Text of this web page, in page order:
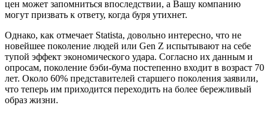
цен может запомниться впоследствии, а Вашу компанию
могут призвать к ответу, когда буря утихнет.
Однако, как отмечает Statista, довольно интересно, что не
новейшее поколение людей или Gen Z испытывают на себе
тупой эффект экономического удара. Согласно их данным и
опросам, поколение бэби-бума постепенно входит в возраст 70
лет. Около 60% представителей старшего поколения заявили,
что теперь им приходится переходить на более бережливый
образ жизни.